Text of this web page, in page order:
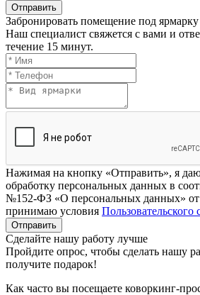
Отправить
Забронировать помещение под ярмарку
Наш специалист свяжется с вами и
течение 15 минут.
Нажимая на кнопку «Отправить», я даю
обработку персональных данных в
№152-ФЗ «О персональных данных» от
принимаю условия Пользовательского
Отправить
Сделайте нашу работу лучше
Пройдите опрос, чтобы сделать нашу
получите подарок!
Как часто вы посещаете коворкинг-